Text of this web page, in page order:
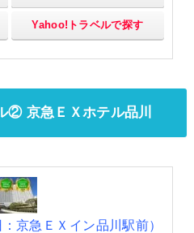
Yahoo!トラベルで探す
② 京急ＥＸホテル品川
京急ＥＸイン品川駅前）